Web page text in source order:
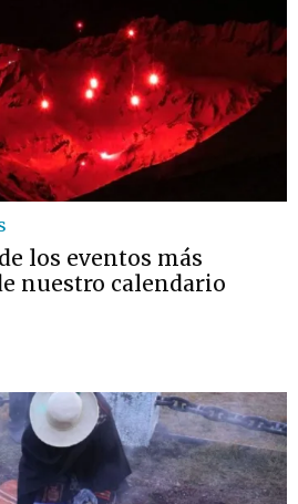
los eventos más
nuestro calendario